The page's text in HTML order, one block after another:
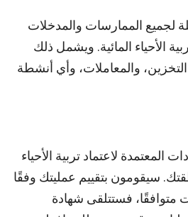
لجميع الممارسات والمدخلات
الأحياء المائية. ويشمل ذلك
والمعاملات، وأي أنشطة
المعتمدة لاعتماد تربية الأحياء
سيقومون بتقييم عمليتك وفقًا
متوافقًا، فستتلقى شهادة